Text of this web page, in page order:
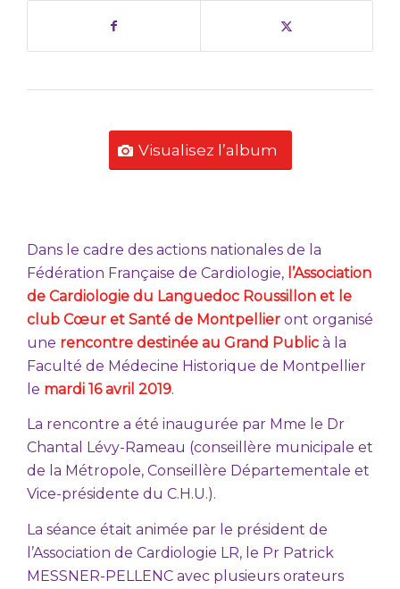
Visualisez l’album
Dans le cadre des actions nationales de la
Fédération Française de Cardiologie, l’Association
de Cardiologie du Languedoc Roussillon et le
club Cœur et Santé de Montpellier ont organisé
une rencontre destinée au Grand Public à la
Faculté de Médecine Historique de Montpellier
le mardi 16 avril 2019.
La rencontre a été inaugurée par Mme le Dr
Chantal Lévy-Rameau (conseillère municipale et
de la Métropole, Conseillère Départementale et
Vice-présidente du C.H.U.).
La séance était animée par le président de
l’Association de Cardiologie LR, le Pr Patrick
MESSNER-PELLENC avec plusieurs orateurs